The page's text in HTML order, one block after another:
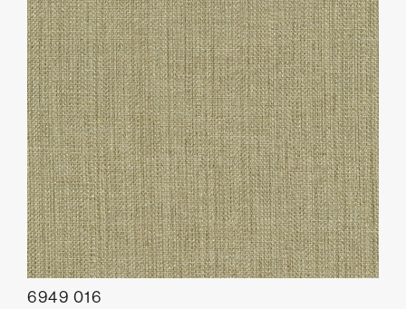
6949 016